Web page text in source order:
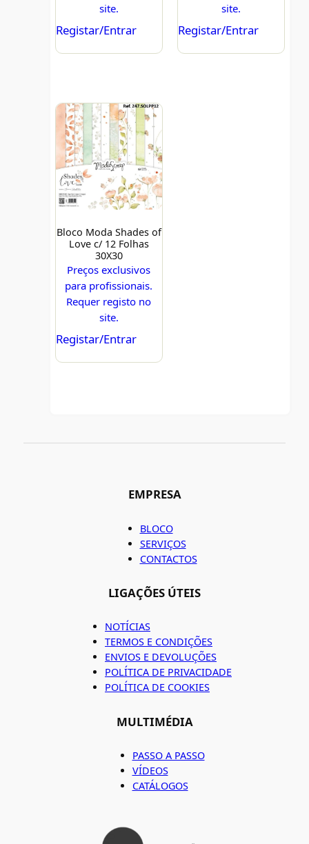
site.
Registar/Entrar
site.
Registar/Entrar
Bloco Moda Shades of
Love c/ 12 Folhas
30X30
Preços exclusivos
para profissionais.
Requer registo no
site.
Registar/Entrar
EMPRESA
BLOCO
SERVIÇOS
CONTACTOS
LIGAÇÕES ÚTEIS
NOTÍCIAS
TERMOS E CONDIÇÕES
ENVIOS E DEVOLUÇÕES
POLÍTICA DE PRIVACIDADE
POLÍTICA DE COOKIES
MULTIMÉDIA
PASSO A PASSO
VÍDEOS
CATÁLOGOS